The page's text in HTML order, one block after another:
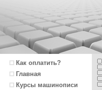
Как оплатить?
Главная
Курсы машинописи